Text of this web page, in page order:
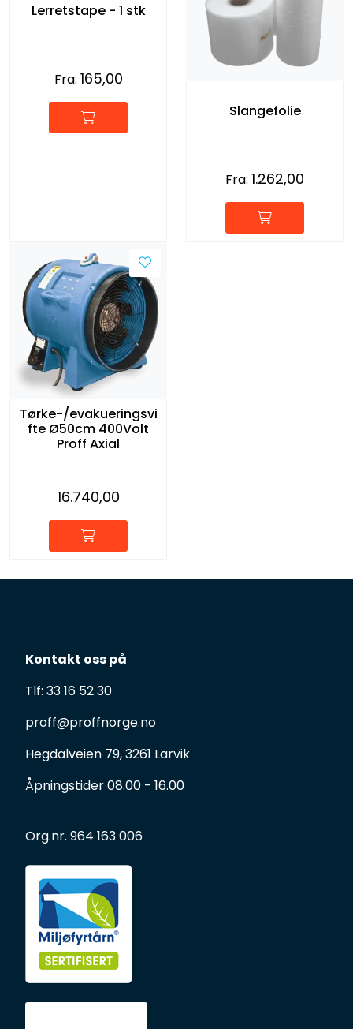
Lerretstape - 1 stk
Fra: 165,00
Slangefolie
Fra: 1.262,00
Tørke-/evakueringsvi
fte Ø50cm 400Volt
Proff Axial
16.740,00
Kontakt oss på
Tlf: 33 16 52 30
proff@proffnorge.no
Hegdalveien 79, 3261 Larvik
Åpningstider 08.00 - 16.00
Org.nr. 964 163 006